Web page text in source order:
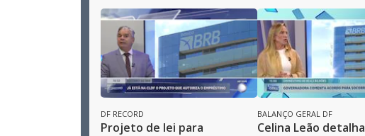
DF RECORD
Projeto de lei para
BALANÇO GERAL DF
Celina Leão detalha